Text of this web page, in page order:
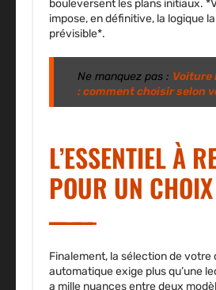
bouleversent les plans initiaux.
impose, en définitive, la logique
prévisible*.
Ne manquez pas : Voiture
: comment choisir selon
L’ESSENTIEL À
POUR UN
Finalement, la sélection de votre
automatique exige plus qu’une
a mille nuances entre deux